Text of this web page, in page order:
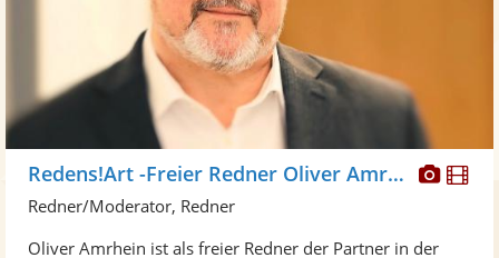
Redens!Art -Freier Redner Oliver Amrhein
Redner/Moderator, Redner
Oliver Amrhein ist als freier Redner der Partner in der